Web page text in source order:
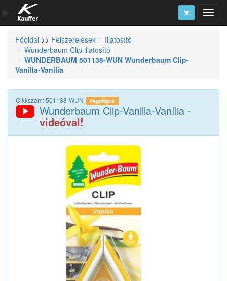
Szerszámkatalógus
Kosár
Főoldal >> Felszerelések
Illatosító
Wunderbaum Clip illatosító
WUNDERBAUM 501138-WUN Wunderbaum Clip-
Vanilla-Vanília
Cikkszám: 501138-WUN Vágólapra
Wunderbaum Clip-Vanilla-Vanília -
videóval!